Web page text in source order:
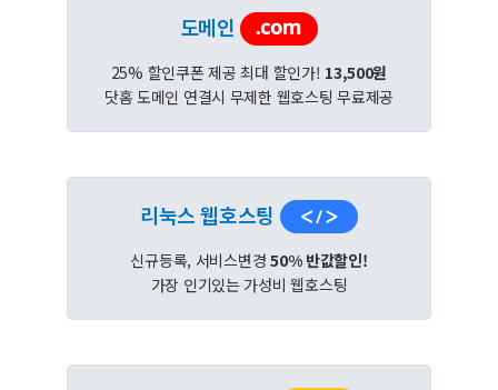
도메인
25% 할인쿠폰 제공 최대 할인가! 13,500원
닷홈 도메인 연결시 무제한 웹호스팅 무료제공
리눅스 웹호스팅
신규등록, 서비스변경50% 반값할인!
가장 인기있는 가성비 웹호스팅